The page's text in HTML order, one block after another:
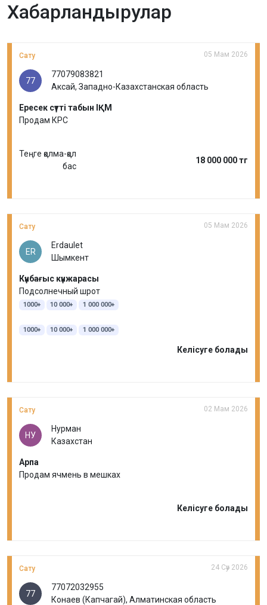
Хабарландырулар
Сату 05 Мам 2026
77
77079083821
Аксай, Западно-Казахстанская область
Ересек сүтті табын ІҚМ
Продам КРС
Теңге қолма-қол
бас
18 000 000 тг
Сату 05 Мам 2026
ER
Erdaulet
Шымкент
Күнбағыс күнжарасы
Подсолнечный шрот
1000+ 10 000+ 1 000 000+
1000+ 10 000+ 1 000 000+
Келісуге болады
Сату 02 Мам 2026
НУ
Нурман
Казахстан
Арпа
Продам ячмень в мешках
Келісуге болады
Сату 24 Сәу 2026
77
77072032955
Конаев (Капчагай), Алматинская область